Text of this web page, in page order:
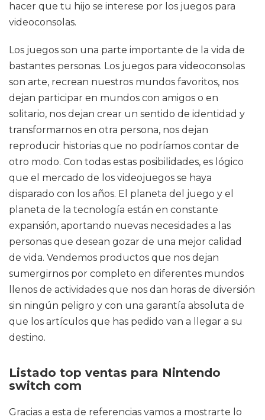
hacer que tu hijo se interese por los juegos para
videoconsolas.
Los juegos son una parte importante de la vida de
bastantes personas. Los juegos para videoconsolas
son arte, recrean nuestros mundos favoritos, nos
dejan participar en mundos con amigos o en
solitario, nos dejan crear un sentido de identidad y
transformarnos en otra persona, nos dejan
reproducir historias que no podríamos contar de
otro modo. Con todas estas posibilidades, es lógico
que el mercado de los videojuegos se haya
disparado con los años. El planeta del juego y el
planeta de la tecnología están en constante
expansión, aportando nuevas necesidades a las
personas que desean gozar de una mejor calidad
de vida. Vendemos productos que nos dejan
sumergirnos por completo en diferentes mundos
llenos de actividades que nos dan horas de diversión
sin ningún peligro y con una garantía absoluta de
que los artículos que has pedido van a llegar a su
destino.
Listado top ventas para Nintendo
switch com
Gracias a esta de referencias vamos a mostrarte lo